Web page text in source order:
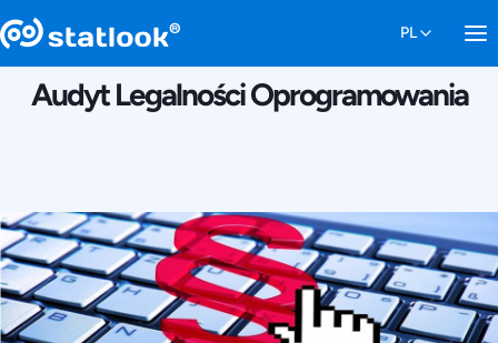
21 KWIETNIA 2016
Audyt Legalności Oprogramowania